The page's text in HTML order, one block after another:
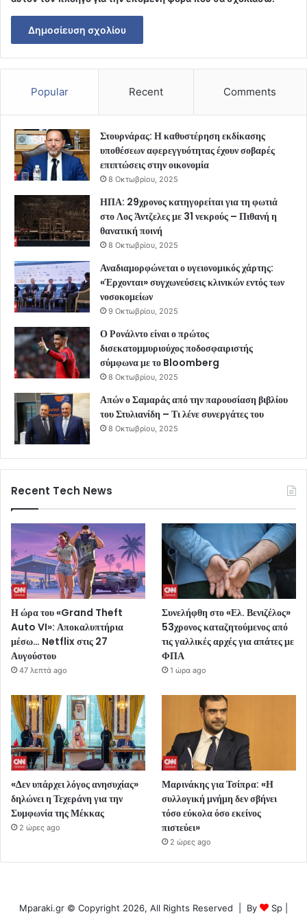
Popular Recent Comments
Στουρνάρας: Η καθυστέρηση εκδίκασης
υποθέσεων αφερεγγυότητας έχουν σοβαρές
επιπτώσεις στην οικονομία
8 Οκτωβρίου, 2025
ΗΠΑ: 29χρονος κατηγορείται για τη φωτιά
στο Λος Άντζελες με 31 νεκρούς – Πιθανή η
θανατική ποινή
8 Οκτωβρίου, 2025
Αναδιαμορφώνεται ο υγειονομικός χάρτης:
«Έρχονται» συγχωνεύσεις κλινικών εντός των
νοσοκομείων
9 Οκτωβρίου, 2025
Ο Ρονάλντο είναι ο πρώτος
δισεκατομμυριούχος ποδοσφαιριστής
σύμφωνα με το Bloomberg
8 Οκτωβρίου, 2025
Απών ο Σαμαράς από την παρουσίαση βιβλίου
του Στυλιανίδη – Τι λένε συνεργάτες του
8 Οκτωβρίου, 2025
Recent Tech News
Η ώρα του «Grand Theft
Auto VI»: Αποκαλυπτήρια
μέσω… Netflix στις 27
Αυγούστου
47 λεπτά ago
Συνελήφθη στο «Ελ. Βενιζέλος»
53χρονος καταζητούμενος από
τις γαλλικές αρχές για απάτες με
ΦΠΑ
1 ώρα ago
«Δεν υπάρχει λόγος ανησυχίας»
δηλώνει η Τεχεράνη για την
Συμφωνία της Μέκκας
2 ώρες ago
Μαρινάκης για Τσίπρα: «Η
συλλογική μνήμη δεν σβήνει
τόσο εύκολα όσο εκείνος
πιστεύει»
2 ώρες ago
Mparaki.gr © Copyright 2026, All Rights Reserved | By Sp